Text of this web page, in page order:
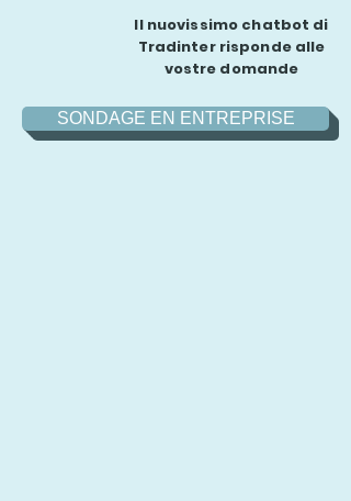
Il nuovissimo chatbot di
Tradinter risponde alle
vostre domande
SONDAGE EN ENTREPRISE